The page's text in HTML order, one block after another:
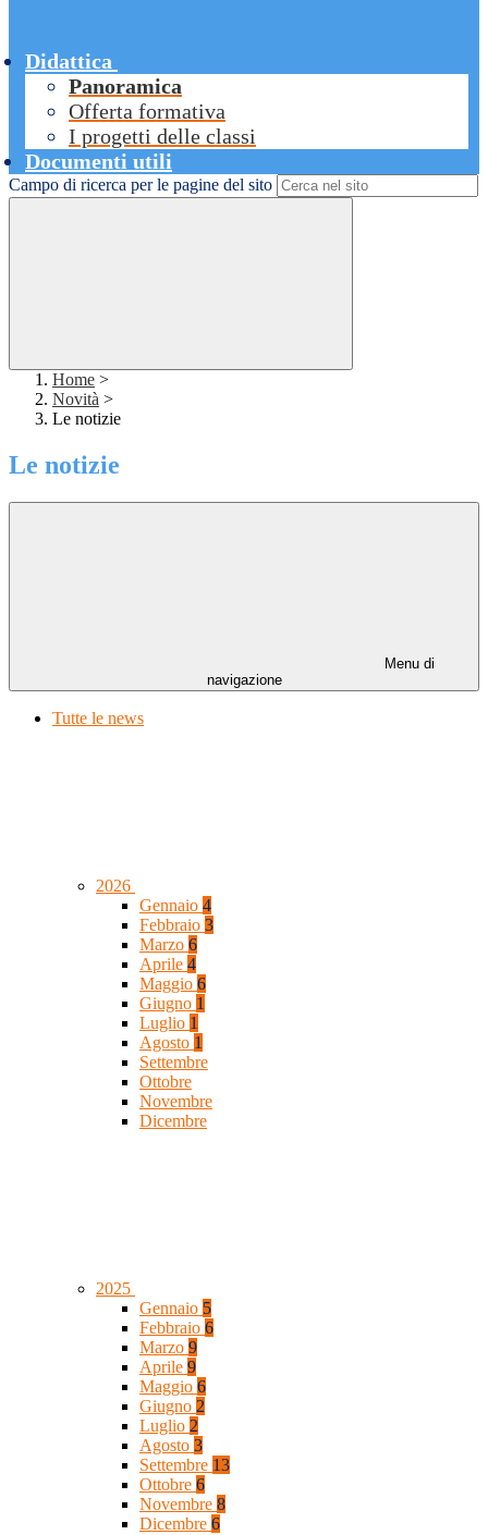
Didattica
Panoramica
Offerta formativa
I progetti delle classi
Documenti utili
Campo di ricerca per le pagine del sito
Home >
Novità >
Le notizie
Le notizie
Menu di
navigazione
Tutte le news
2026
Gennaio 4
Febbraio 3
Marzo 6
Aprile 4
Maggio 6
Giugno 1
Luglio 1
Agosto 1
Settembre
Ottobre
Novembre
Dicembre
2025
Gennaio 5
Febbraio 6
Marzo 9
Aprile 9
Maggio 6
Giugno 2
Luglio 2
Agosto 3
Settembre 13
Ottobre 6
Novembre 8
Dicembre 6